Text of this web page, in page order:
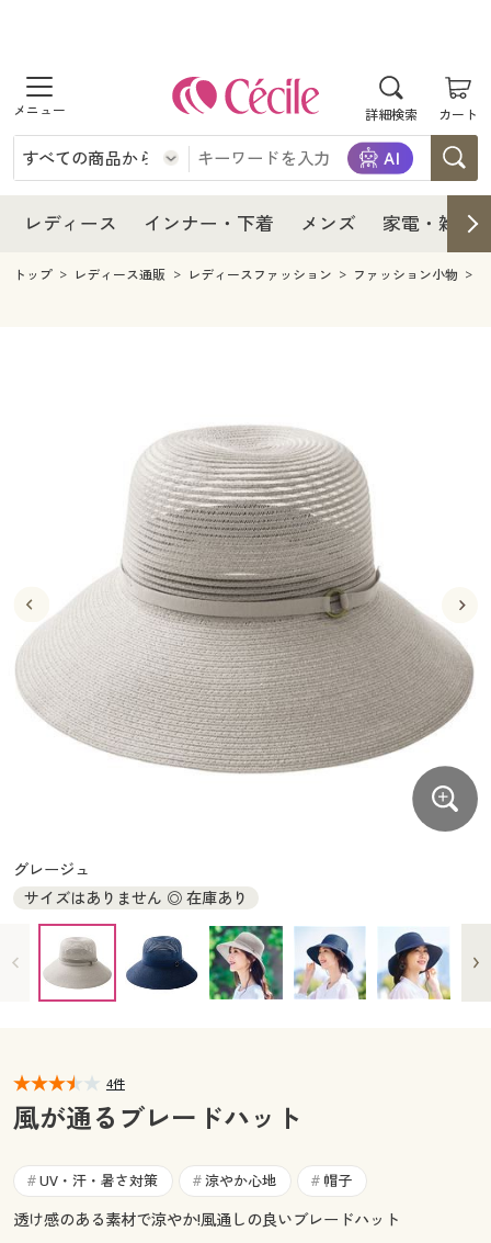
詳細検索 カート
商品を探す
レディース
レディースファッション
インナー・下着
インナー・下着通販すべて
ジュニア・ティーンズ下着
メンズ
キッチン・雑貨・日用品
寝具・インテリア・家具通販すべて
寝具・ベッド
カーテン・ラグ・ファブリック
美容・健康通販すべて
美容・健康・サプリメント
制服・スクール
制服・スクールすべて
制服・学生服
ジュニア・ティーンズ下着
大きいサイズ
大きいサイズ通販すべて
大きいサイズ レディース服
大きいサイズ レディース下着
大きいサイズ 事務・制服
バーゲン
バーゲンセール
シークレットセール
詳細検索
商品カテゴリ一覧
カタログ・チラシからのご注文
デジタルカタログ
カタログ無料プレゼント
マイページ
お気に入り
レディース インナー・下着 メンズ 家電・雑貨
レディース
レディース通販すべて
レディースファッション
インナー・下着
インナー・下着通販すべて
メンズ
キッチン・雑貨・日用品
カーテン・ラグ・ファブリック
美容・健康通販すべて
美容・健康・サプリメント
制服・スクール
制服・スクールすべて
制服・学生服
ジュニア・ティーンズ下着
大きいサイズ通販すべて
大きいサイズ レディース服
大きいサイズ レディース下着
大きいサイズ メンズ
バーゲンセール
シークレットセール
詳細検索
商品カテゴリ一覧
カタログ
カタログ無料プレゼント
会員メニュー
閲覧履歴
サポート
トップ レディース通販 レディースファッション ファッション小物
グレージュ
サイズはありません ◎ 在庫あり
4件
風が通るブレードハット
# UV・汗・暑さ対策 # 涼やか心地 # 帽子
透け感のある素材で涼やか!風通しの良いブレードハット